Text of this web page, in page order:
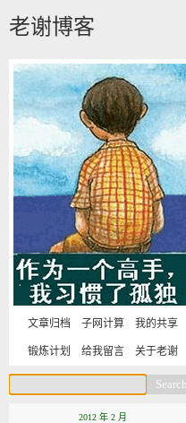
老谢博客
文章归档 子网计算 我的共享
锻炼计划 给我留言 关于老谢
2012 年 2 月